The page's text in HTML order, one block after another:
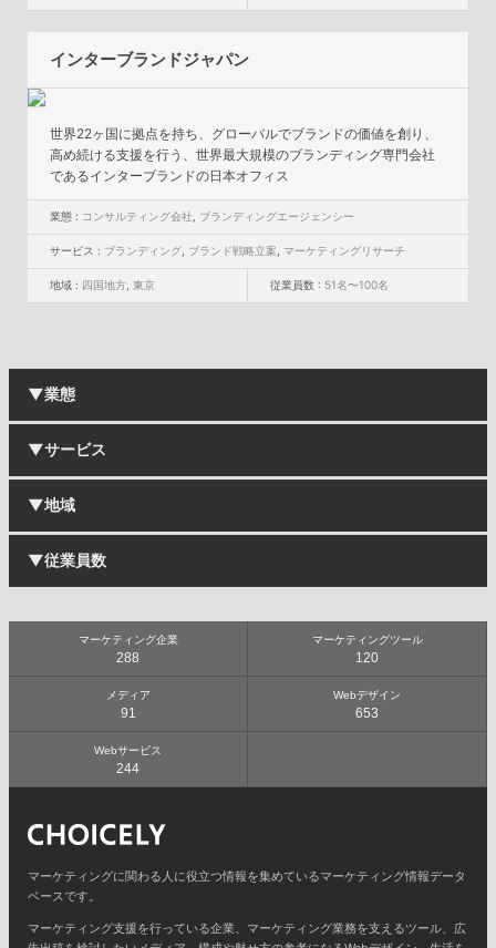
インターブランドジャパン
世界22ヶ国に拠点を持ち、グローバルでブランドの価値を創り、
高め続ける支援を行う、世界最大規模のブランディング専門会社
であるインターブランドの日本オフィス
業態 : コンサルティング会社 ブランディングエージェンシー
サービス : ブランディング ブランド戦略立案 マーケティングリサーチ
地域 : 四国地方 ,東京 従業員数 : 51名〜100名
▼業態
総合広告代理店
デジタルエージェンシー
クリエイティブエージェンシー
ブランディングエージェンシー
メディアエージェンシー
システム制作会社
アプリ開発会社
コンテンツマーケティング会社
BtoBマーケティング会社
リサーチ会社
▼サービス
マーケティング戦略立案
マーケティングリサーチ
デジタルマーケティング
コンテンツマーケティング
マーケティングオートメーション
データマネジメント
メディア運用
ブランディング
ECサイト制作
システム開発
スマートフォンアプリ開発
SEO・SEM
▼地域
北海道
中国
▼従業員数
11名〜50名
51名〜100名
マーケティング企業
288
マーケティングツール
120
メディア
91
Webデザイン
653
Webサービス
244
マーケティングに関わる人に役立つ情報を集めているマーケティング情報データ
ベースです。
マーケティング支援を行っている企業、マーケティング業務を支えるツール、広